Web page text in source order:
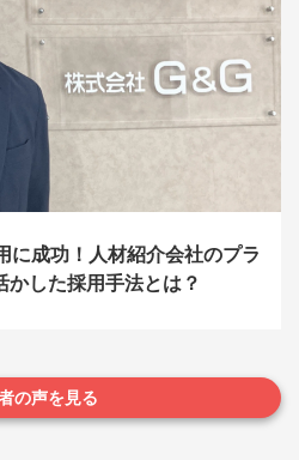
に成功！人材紹介会社のプラ
かした採用手法とは？
の声を見る